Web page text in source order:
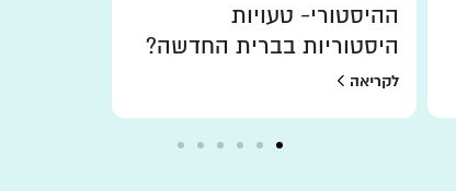
ההיסטורי- טעויות
היסטוריות בברית החדשה?
לקריאה